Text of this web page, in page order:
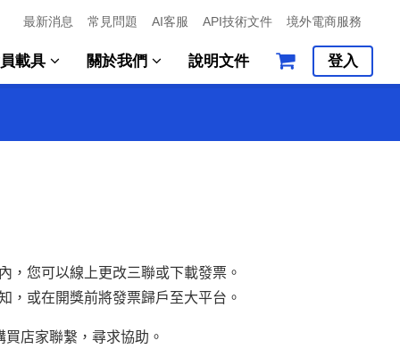
最新消息 常見問題 AI客服 API技術文件 境外電商服務
載具 關於我們 說明文件 登入